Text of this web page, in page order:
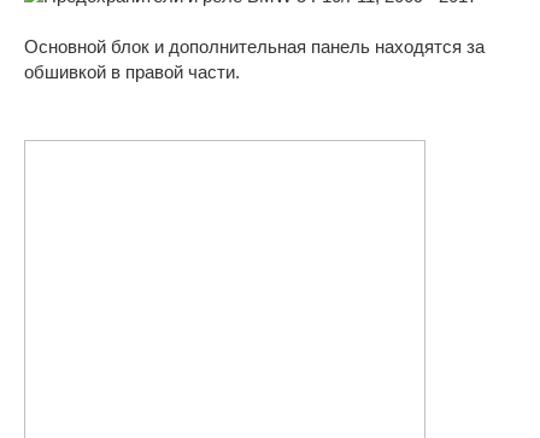
Основной блок и дополнительная панель находятся за
обшивкой в правой части.